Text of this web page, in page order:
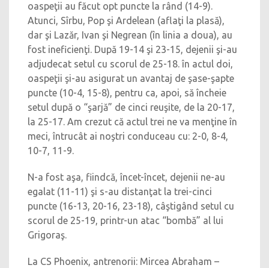
oaspeţii au făcut opt puncte la rând (14-9).
Atunci, Sîrbu, Pop şi Ardelean (aflaţi la plasă),
dar şi Lazăr, Ivan şi Negrean (în linia a doua), au
fost ineficienţi. După 19-14 şi 23-15, dejenii şi-au
adjudecat setul cu scorul de 25-18. în actul doi,
oaspeţii şi-au asigurat un avantaj de şase-şapte
puncte (10-4, 15-8), pentru ca, apoi, să încheie
setul după o “şarjă” de cinci reuşite, de la 20-17,
la 25-17. Am crezut că actul trei ne va menţine în
meci, întrucât ai noştri conduceau cu: 2-0, 8-4,
10-7, 11-9.
N-a fost aşa, fiindcă, încet-încet, dejenii ne-au
egalat (11-11) şi s-au distanţat la trei-cinci
puncte (16-13, 20-16, 23-18), câştigând setul cu
scorul de 25-19, printr-un atac “bombă” al lui
Grigoraş.
La CS Phoenix, antrenorii: Mircea Abraham –